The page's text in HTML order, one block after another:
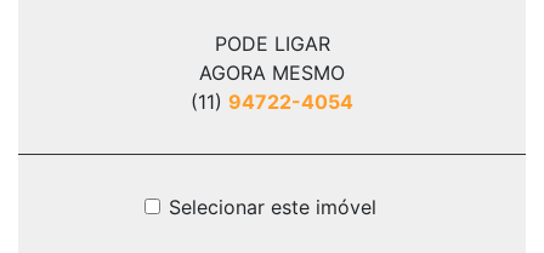
PODE LIGAR
AGORA MESMO
(11) 94722-4054
Selecionar este imóvel